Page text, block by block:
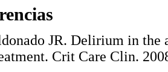
JR. Delirium in the
Crit Care Clin.